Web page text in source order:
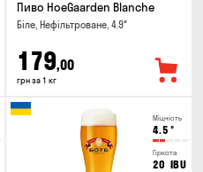
Пиво HoeGaarden Blanche
Біле, Нефільтроване, 4.9°
179,00
грн за 1 кг
Міцність
4.5 °
Гіркота
20 IBU